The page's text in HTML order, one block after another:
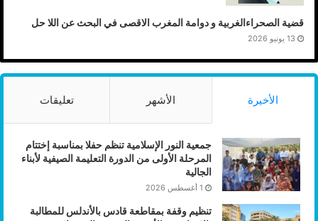
قضية الصحراءالغربية و دوامة المغرب الاقصى في البحث عن اللا حل
13 يونيو 2026
الأخيرة الأشهر تعليقات
جمعية النور الإسلامية تنظم حفلا بمناسبة إختتام
المرحلة الأولى من الدورة التعليمة الصيفية لأبناء
الجالية
1 أغسطس 2026
تنظيم وقفة بمقاطعة قادس بالأندلس للمطالبة